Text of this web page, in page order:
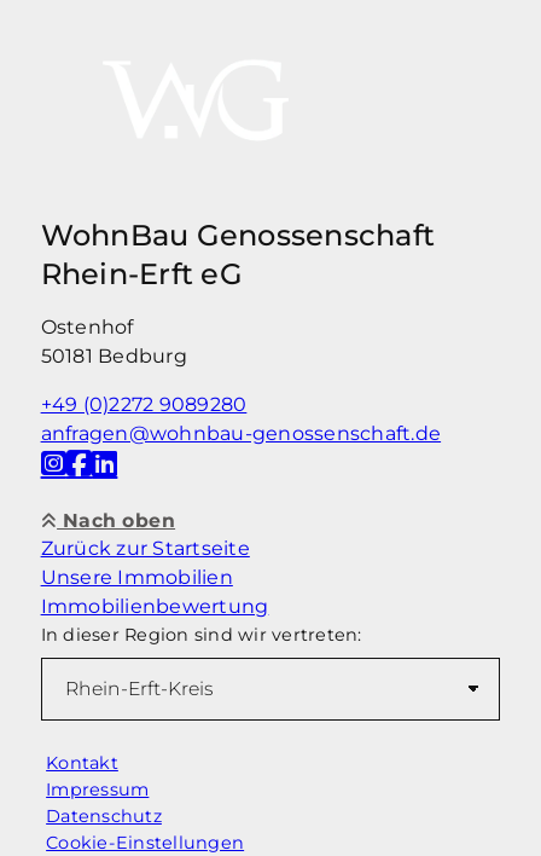
WohnBau Genossenschaft
Rhein-Erft eG
Ostenhof
50181 Bedburg
+49 (0)2272 9089280
anfragen@wohnbau-genossenschaft.de
In dieser Region sind wir vertreten:
Nach oben
Zurück zur Startseite
Unsere Immobilien
Immobilienbewertung
Kontakt
Impressum
Datenschutz
Cookie-Einstellungen